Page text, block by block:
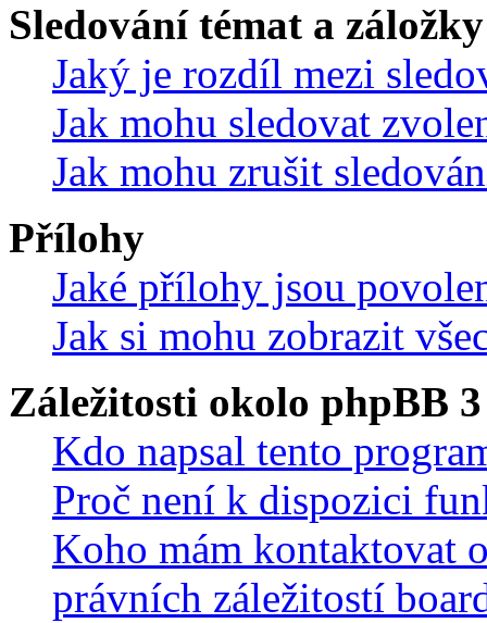
Sledování témat a záložky
Jaký je rozdíl mezi
Jak mohu sledovat
Jak mohu zrušit
Přílohy
Jaké přílohy jsou
Jak si mohu zobrazit
Záležitosti okolo phpBB 3
Kdo napsal tento
Proč není k dispozici
Koho mám kontaktovat
právních záležitostí